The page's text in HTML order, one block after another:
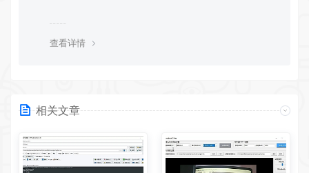
查看详情
相关文章